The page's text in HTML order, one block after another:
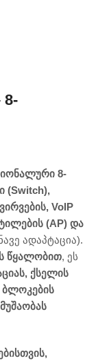
8-
8-
(Switch),
VoIP
(AP) და
ადაპტაცია).
წყალობით, ეს
ქსელის
ბლოკების